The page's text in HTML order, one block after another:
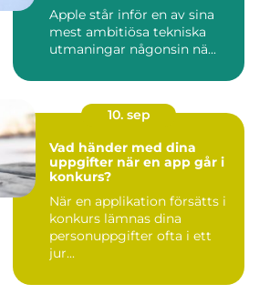
Apple står inför en av sina
mest ambitiösa tekniska
utmaningar någonsin nä...
10. sep
Vad händer med dina
uppgifter när en app går i
konkurs?
När en applikation försätts i
konkurs lämnas dina
personuppgifter ofta i ett
jur...